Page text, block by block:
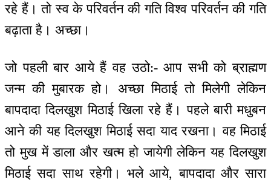
रहे हैं। तो स्व के परिवर्तन की गति विश्व परिवर्तन की गति
बढ़ाता है। अच्छा।
जो पहली बार आये हैं वह उठो:- आप सभी को ब्राह्मण
जन्म की मुबारक हो। अच्छा मिठाई तो मिलेगी लेकिन
बापदादा दिलखुश मिठाई खिला रहे हैं। पहले बारी मधुबन
आने की यह दिलखुश मिठाई सदा याद रखना। वह मिठाई
तो मुख में डाला और खत्म हो जायेगी लेकिन यह दिलखुश
मिठाई सदा साथ रहेगी। भले आये, बापदादा और सारा